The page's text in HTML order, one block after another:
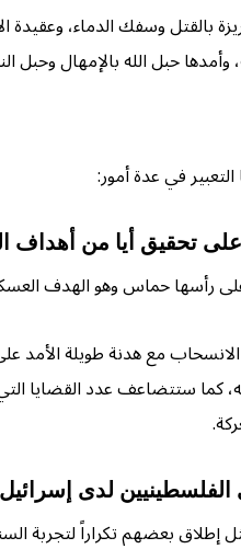
بالقتل وسفك الدماء،
حبل الله بالإمهال وحبل
في عدة أمور:
تحقيق أيا من أهداف
رأسها حماس وهو الهدف
مع هدنة طويلة الأمد
الفلسطينيين لدى إسرائيل